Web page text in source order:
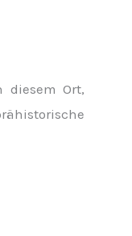
diesem Ort,